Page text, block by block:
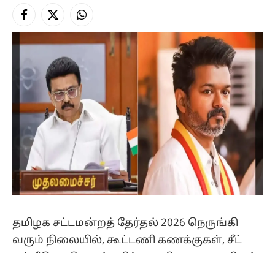
Facebook
X
(Twitter)
Instagram
தமிழக சட்டமன்றத் தேர்தல் 2026 நெருங்கி
வரும் நிலையில், கூட்டணி கணக்குகள், சீட்